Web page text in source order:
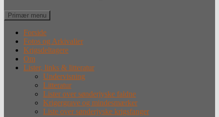
Søg
Primær menu
Forside
Fotos og Arkivalier
Krigsdeltagere
Om
Lister, links & litteratur
Undervisning
Litteratur
Lister over sønderjyske faldne
Krigergrave og mindesmærker
Liste over sønderjyske krigsfanger